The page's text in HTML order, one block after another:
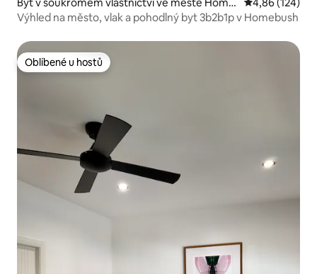
Byt v soukromém vlastnictví ve městě Home
bush
Průměrné
4,86 (124)
Výhled na město, vlak a pohodlný byt 3b2b1p v Homebush
Oblíbené u hostů
Oblíbené u hostů